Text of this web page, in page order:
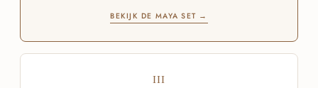
BEKIJK DE MAYA SET →
III